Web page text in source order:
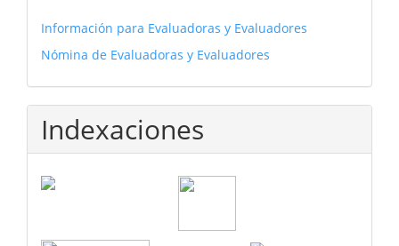
Información para Evaluadoras y Evaluadores
Nómina de Evaluadoras y Evaluadores
Indexaciones